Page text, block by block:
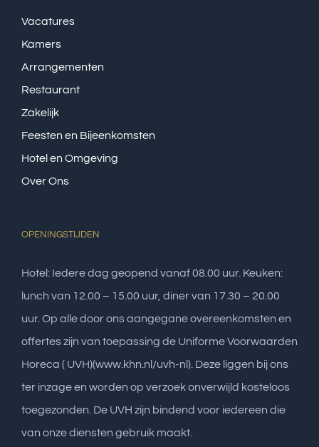
Vacatures
Kamers
Arrangementen
Restaurant
Zakelijk
Feesten en Bijeenkomsten
Hotel en Omgeving
Over Ons
OPENINGSTIJDEN
Hotel: Iedere dag geopend vanaf 08.00 uur. Keuken:
lunch van 12.00 – 15.00 uur, diner van 17.30 – 20.00
uur. Op alle door ons aangegane overeenkomsten en
offertes zijn van toepassing de Uniforme Voorwaarden
Horeca ( UVH)(www.khn.nl/uvh-nl). Deze liggen bij ons
ter inzage en worden op verzoek onverwijld kosteloos
toegezonden. De UVH zijn bindend voor iedereen die
van onze diensten gebruik maakt.